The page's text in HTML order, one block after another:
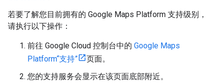
若要了解您目前拥有的 Google Maps Platform 支持级别，
请执行以下操作：
前往 Google Cloud 控制台中的 Google Maps
Platform“支持”
页面。
您的支持服务会显示在该页面底部附近。